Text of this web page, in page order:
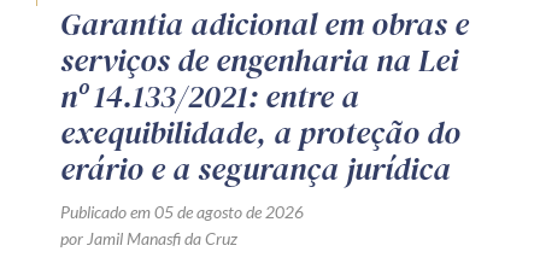
Garantia adicional em obras e
serviços de engenharia na Lei
nº 14.133/2021: entre a
exequibilidade, a proteção do
erário e a segurança jurídica
Publicado em 05 de agosto de 2026
por Jamil Manasfi da Cruz